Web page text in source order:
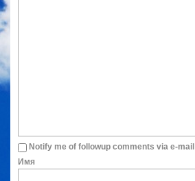
Notify me of followup comments via e-mail